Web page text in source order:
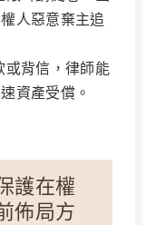
人惡意棄主追
或背信，律師能
資產受償。
護在權
佈局方